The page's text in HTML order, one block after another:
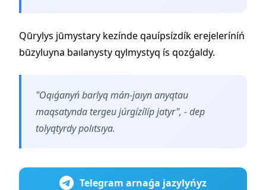
Qūrylys jūmystary kezínde qauípsízdík erejeleríníń
būzyluyna baılanysty qylmystyq ís qozǵaldy.
"Oqıǵanyń barlyq mán-jaıyn anyqtau
maqsatynda tergeu júrgízílíp jatyr", - dep
tolyqtyrdy polıtsıya.
Telegram arnaǵa jazylyńyz